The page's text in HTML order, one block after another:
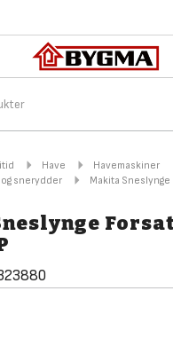
Have
Havemaskiner
snerydder
Makita Sneslynge